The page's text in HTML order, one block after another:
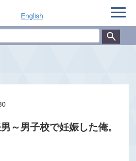
English
品
ナ
ゲ
～男子校で妊娠した俺。